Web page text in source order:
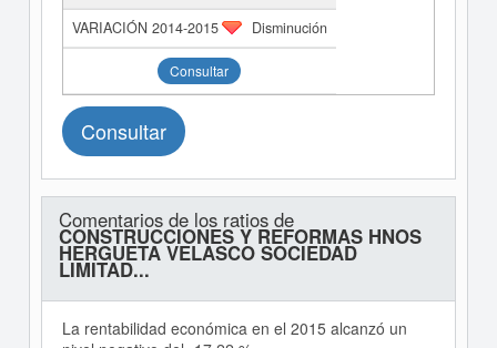
Disminución
Consultar
Consultar
Comentarios de los ratios de
CONSTRUCCIONES Y REFORMAS HNOS
HERGUETA VELASCO SOCIEDAD
LIMITAD...
La rentabilidad económica en el 2015 alcanzó un